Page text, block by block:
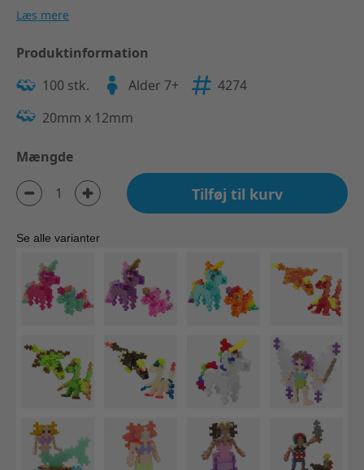
Læs mere
Produktinformation
100 stk.
Alder 7+
4274
20mm x 12mm
Mængde
Tilføj til kurv
Se alle varianter